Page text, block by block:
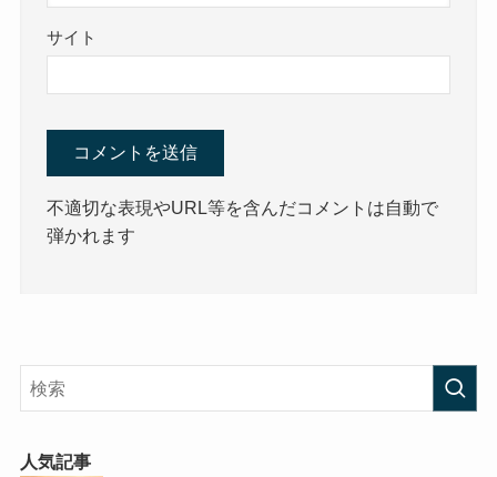
サイト
不適切な表現やURL等を含んだコメントは自動で
弾かれます
人気記事